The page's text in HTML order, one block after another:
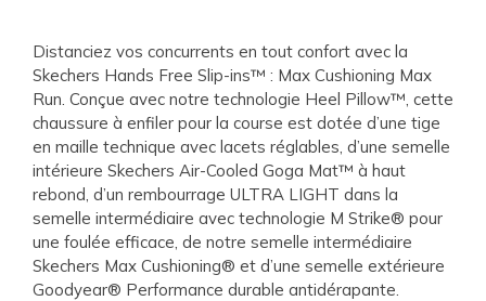
Distanciez vos concurrents en tout confort avec la
Skechers Hands Free Slip-ins™ : Max Cushioning Max
Run. Conçue avec notre technologie Heel Pillow™, cette
chaussure à enfiler pour la course est dotée d’une tige
en maille technique avec lacets réglables, d’une semelle
intérieure Skechers Air-Cooled Goga Mat™ à haut
rebond, d’un rembourrage ULTRA LIGHT dans la
semelle intermédiaire avec technologie M Strike® pour
une foulée efficace, de notre semelle intermédiaire
Skechers Max Cushioning® et d’une semelle extérieure
Goodyear® Performance durable antidérapante.